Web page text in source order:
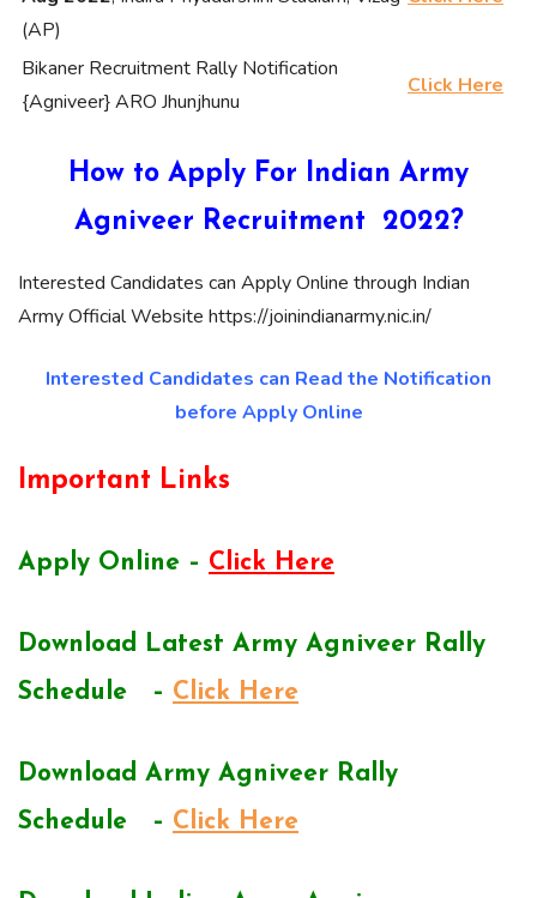
(AP)
Bikaner Recruitment Rally Notification
{Agniveer} ARO Jhunjhunu
Click Here
How to Apply For Indian Army
Agniveer Recruitment 2022?
Interested Candidates can Apply Online through Indian
Army Official Website https://joinindianarmy.nic.in/
Interested Candidates can Read the Notification
before Apply Online
Important Links
Apply Online – Click Here
Download Latest Army Agniveer Rally
Schedule – Click Here
Download Army Agniveer Rally
Schedule – Click Here